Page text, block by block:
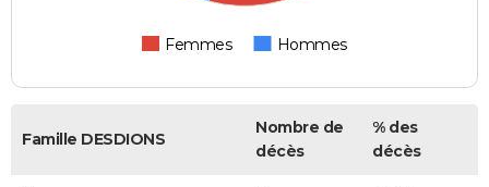
Femmes Hommes
Famille DESDIONS
Nombre de
décès
% des
décès